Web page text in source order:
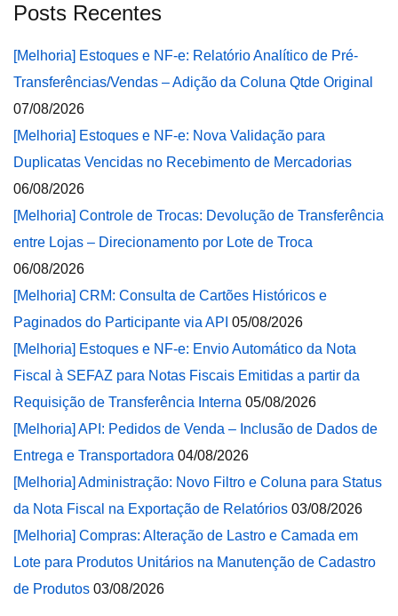
Posts Recentes
[Melhoria] Estoques e NF-e: Relatório Analítico de Pré-
Transferências/Vendas – Adição da Coluna Qtde Original
07/08/2026
[Melhoria] Estoques e NF-e: Nova Validação para
Duplicatas Vencidas no Recebimento de Mercadorias
06/08/2026
[Melhoria] Controle de Trocas: Devolução de Transferência
entre Lojas – Direcionamento por Lote de Troca
06/08/2026
[Melhoria] CRM: Consulta de Cartões Históricos e
Paginados do Participante via API 05/08/2026
[Melhoria] Estoques e NF-e: Envio Automático da Nota
Fiscal à SEFAZ para Notas Fiscais Emitidas a partir da
Requisição de Transferência Interna 05/08/2026
[Melhoria] API: Pedidos de Venda – Inclusão de Dados de
Entrega e Transportadora 04/08/2026
[Melhoria] Administração: Novo Filtro e Coluna para Status
da Nota Fiscal na Exportação de Relatórios 03/08/2026
[Melhoria] Compras: Alteração de Lastro e Camada em
Lote para Produtos Unitários na Manutenção de Cadastro
de Produtos 03/08/2026